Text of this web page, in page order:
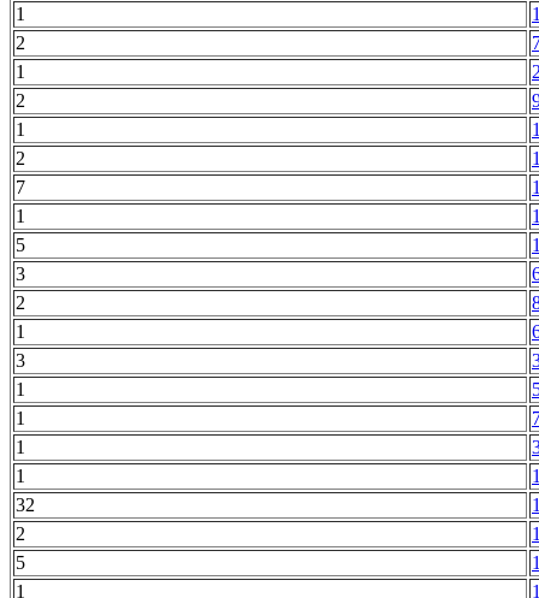
1
2
1
2
1
2
7
1
5
3
2
1
3
1
1
1
1
32
2
5
1